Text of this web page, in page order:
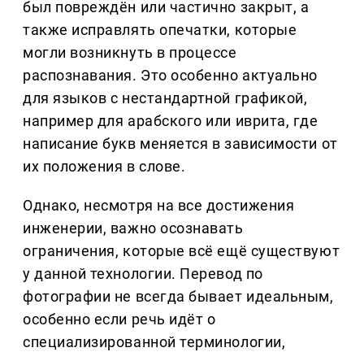
был повреждён или частично закрыт, а
также исправлять опечатки, которые
могли возникнуть в процессе
распознавания. Это особенно актуально
для языков с нестандартной графикой,
например для арабского или иврита, где
написание букв меняется в зависимости от
их положения в слове.
Однако, несмотря на все достижения
инженерии, важно осознавать
ограничения, которые всё ещё существуют
у данной технологии. Перевод по
фотографии не всегда бывает идеальным,
особенно если речь идёт о
специализированной терминологии,